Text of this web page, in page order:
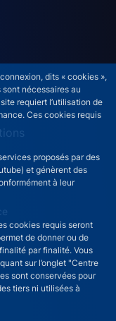
dits « cookies »,
nécessaires au
requiert l’utilisation de
Ces cookies requis
proposés par des
et génèrent des
à leur
cookies requis seront
de donner ou de
par finalité. Vous
sur l’onglet "Centre
sont conservées pour
tiers ni utilisées à